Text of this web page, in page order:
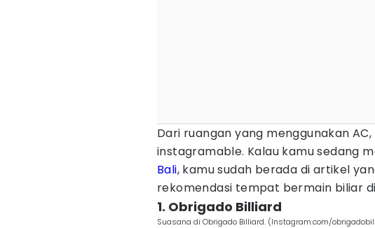
Dari ruangan yang menggunakan
instagramable. Kalau kamu sedang
Bali, kamu sudah berada di artikel
rekomendasi tempat bermain biliar di
1. Obrigado Billiard
Suasana di Obrigado Billiard. (Instagram.com/